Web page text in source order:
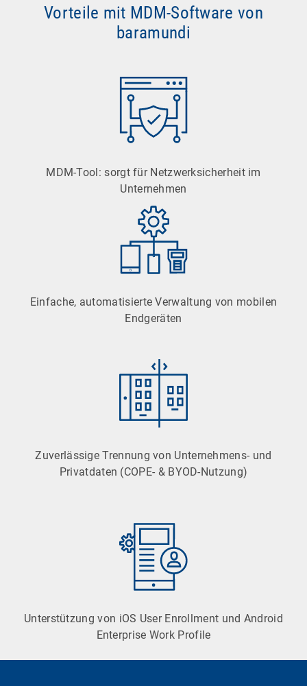
Vorteile mit MDM-Software von
baramundi
MDM-Tool: sorgt für Netzwerksicherheit im
Unternehmen
Einfache, automatisierte Verwaltung von mobilen
Endgeräten
Zuverlässige Trennung von Unternehmens- und
Privatdaten (COPE- & BYOD-Nutzung)
Unterstützung von iOS User Enrollment und Android
Enterprise Work Profile